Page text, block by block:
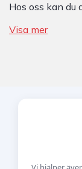
Hos oss kan du
Visa mer